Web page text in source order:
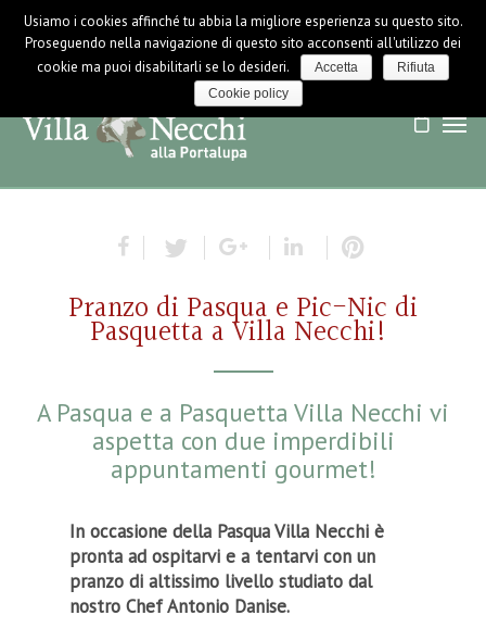
LOGIN / LOGOUT NEWS
Pranzo di Pasqua e Pic-Nic di
Pasquetta a Villa Necchi!
A Pasqua e a Pasquetta Villa Necchi vi
aspetta con due imperdibili
appuntamenti gourmet!
In occasione della Pasqua Villa Necchi è
pronta ad ospitarvi e a tentarvi con un
pranzo di altissimo livello studiato dal
nostro Chef Antonio Danise.
Usiamo i cookies affinché tu abbia la migliore esperienza su questo sito.
Proseguendo nella navigazione di questo sito acconsenti all'utilizzo dei
cookie ma puoi disabilitarli se lo desideri.
Accetta
Rifiuta
Cookie policy